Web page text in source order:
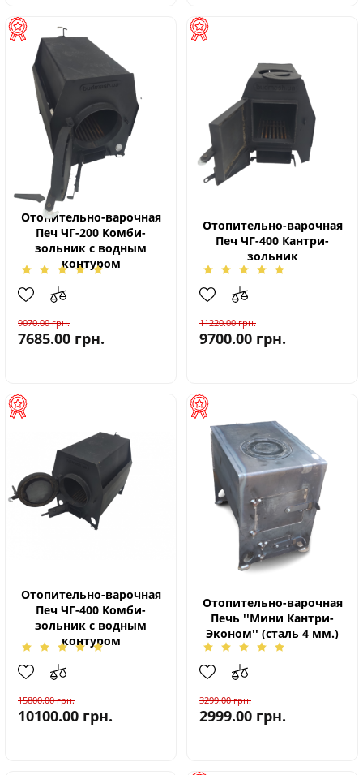
Отопительно-варочная
Печ ЧГ-200 Комби-
зольник с водным
контуром
9070.00грн.
7685.00 грн.
Отопительно-варочная
Печ ЧГ-400 Кантри-
зольник
11220.00грн.
9700.00 грн.
Отопительно-варочная
Печ ЧГ-400 Комби-
зольник с водным
контуром
15800.00грн.
10100.00 грн.
Отопительно-варочная
Печь ''Мини Кантри-
Эконом'' (сталь 4 мм.)
3299.00грн.
2999.00 грн.